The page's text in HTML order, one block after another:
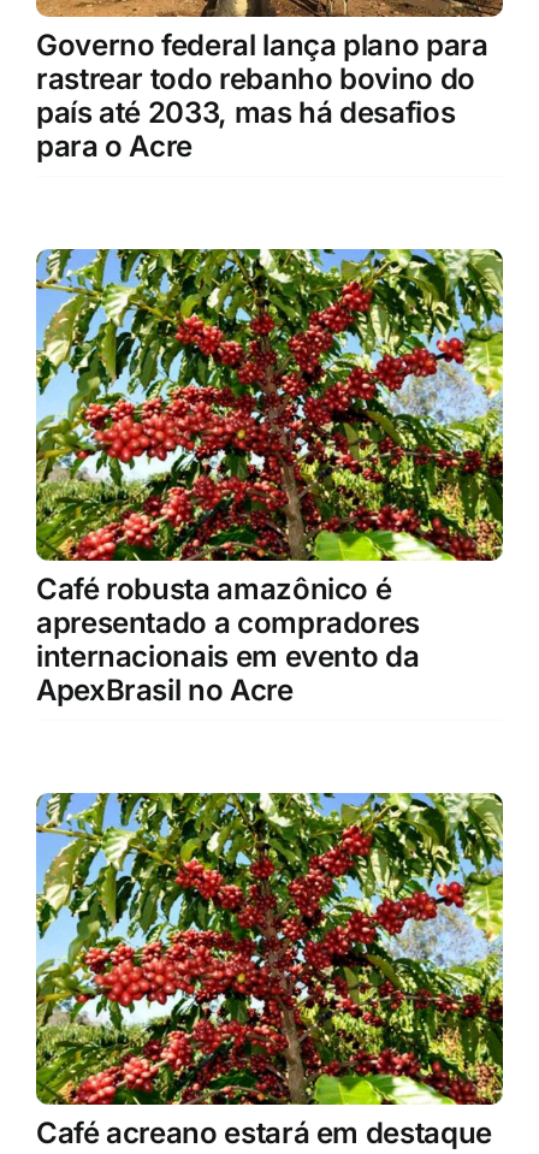
Governo federal lança plano para
rastrear todo rebanho bovino do
país até 2033, mas há desafios
para o Acre
Café robusta amazônico é
apresentado a compradores
internacionais em evento da
ApexBrasil no Acre
Café acreano estará em destaque